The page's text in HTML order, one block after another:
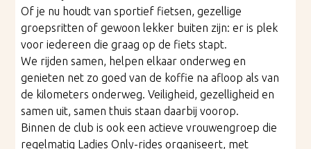
Of je nu houdt van sportief fietsen, gezellige
groepsritten of gewoon lekker buiten zijn: er is plek
voor iedereen die graag op de fiets stapt.
We rijden samen, helpen elkaar onderweg en
genieten net zo goed van de koffie na afloop als van
de kilometers onderweg. Veiligheid, gezelligheid en
samen uit, samen thuis staan daarbij voorop.
Binnen de club is ook een actieve vrouwengroep die
regelmatig Ladies Only-rides organiseert, met